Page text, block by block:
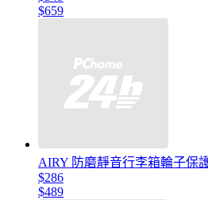
$659
AIRY 防磨靜音行李箱輪子保
$286
$489